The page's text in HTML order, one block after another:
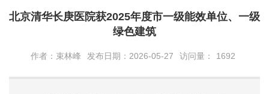
北京清华长庚医院获2025年度市一级能效单位、一级
绿色建筑
作者：束林峰 发布日期：2026-05-27 访问量： 1692